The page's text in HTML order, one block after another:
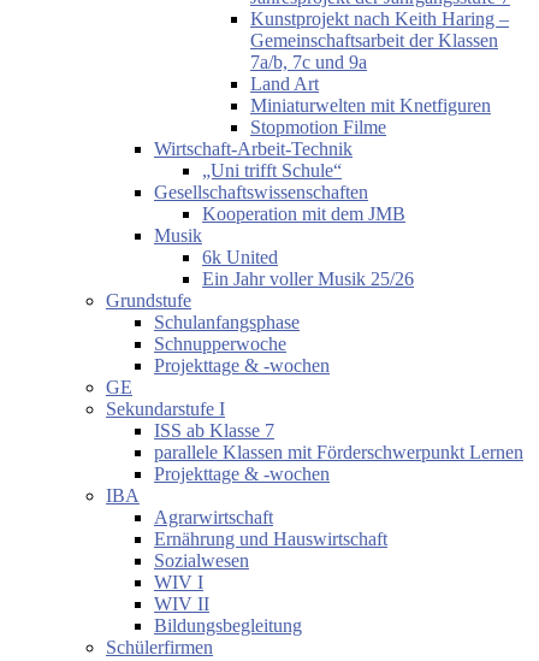
Kunstprojekt nach Keith Haring –
Gemeinschaftsarbeit der Klassen
7a/b, 7c und 9a
Land Art
Miniaturwelten mit Knetfiguren
Stopmotion Filme
Wirtschaft-Arbeit-Technik
„Uni trifft Schule“
Gesellschaftswissenschaften
Kooperation mit dem JMB
Musik
6k United
Ein Jahr voller Musik 25/26
Grundstufe
Schulanfangsphase
Schnupperwoche
Projekttage & -wochen
GE
Sekundarstufe I
ISS ab Klasse 7
parallele Klassen mit Förderschwerpunkt Lernen
Projekttage & -wochen
IBA
Agrarwirtschaft
Ernährung und Hauswirtschaft
Sozialwesen
WIV I
WIV II
Bildungsbegleitung
Schülerfirmen